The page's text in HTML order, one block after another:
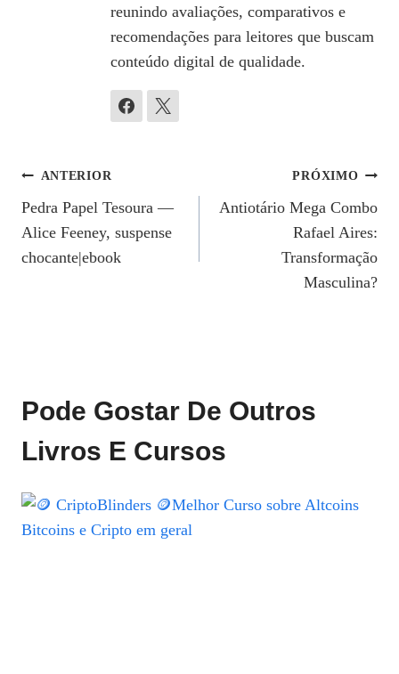
reunindo avaliações, comparativos e
recomendações para leitores que buscam
conteúdo digital de qualidade.
Navegação
De
Post
ANTERIOR
Pedra Papel Tesoura —
Alice Feeney, suspense
chocante|ebook
PRÓXIMO
Antiotário Mega Combo
Rafael Aires:
Transformação
Masculina?
Pode Gostar De Outros
Livros E Cursos